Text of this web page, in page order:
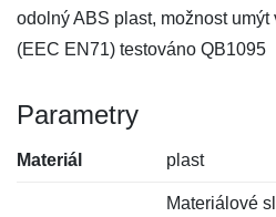
odolný ABS plast, možnost umýt
(EEC EN71) testováno QB1095
Parametry
Materiál plast
Materiálové